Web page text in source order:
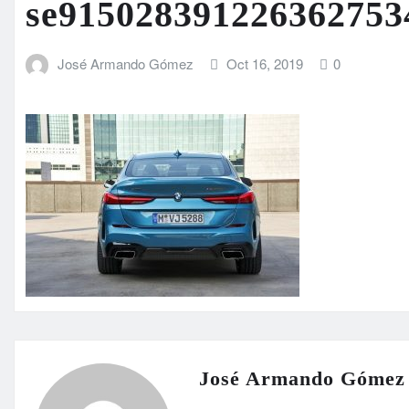
José Armando Gómez Oct 16, 2019 0
José Armando Gómez